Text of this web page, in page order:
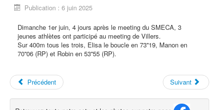
Publication : 6 juin 2025
Dimanche 1er juin, 4 jours après le meeting du SMECA, 3
jeunes athlètes ont participé au meeting de Villers.
Sur 400m tous les trois, Elisa le boucle en 73''19, Manon en
70''06 (RP) et Robin en 53''55 (RP).
Précédent Suivant